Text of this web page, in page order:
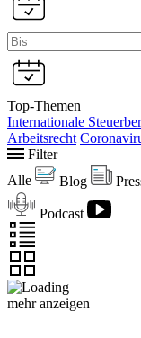
Top-Themen
Internationale
Arbeitsrecht
Filter
Alle
Blog
Podcast
mehr anzeigen